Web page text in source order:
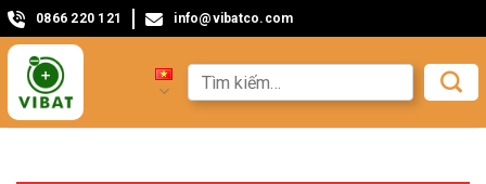
info@vibatco.com
0866 220 121